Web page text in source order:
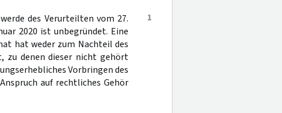
1
des Verurteilten vom 27.
2020 ist unbegründet. Eine
hat weder zum Nachteil des
zu denen dieser nicht gehört
Vorbringen des
auf rechtliches Gehör